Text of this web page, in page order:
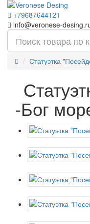
+79687644121
info@veronese-
Статуэтка
-Бог